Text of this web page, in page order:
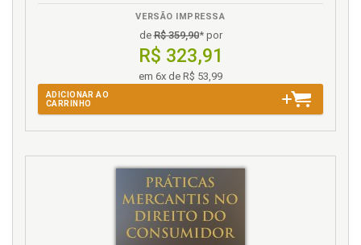
Rodrigo de Lima Mosimann
Salomão A. Z. Spencer Elesbon
Samuel Henrique Silva Favorito Brandão
Sulamita Bezerra Pacheco
Vinicius Pedrosa Santos
Yuri Alvarenga Maringues de Aquino
Zeno Luis Quadros Junior
VERSÃO IMPRESSA
deR$ 359,90* por
R$ 323,91
em 6x de R$ 53,99
ADICIONAR AO
CARRINHO